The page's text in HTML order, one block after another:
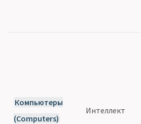
Компьютеры
(Computers)
Интеллект